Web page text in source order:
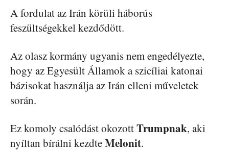
A fordulat az Irán körüli háborús
feszültségekkel kezdődött.
Az olasz kormány ugyanis nem engedélyezte,
hogy az Egyesült Államok a szicíliai katonai
bázisokat használja az Irán elleni műveletek
során.
Ez komoly csalódást okozottTrumpnak, aki
nyíltan bírálni kezdteMelonit.